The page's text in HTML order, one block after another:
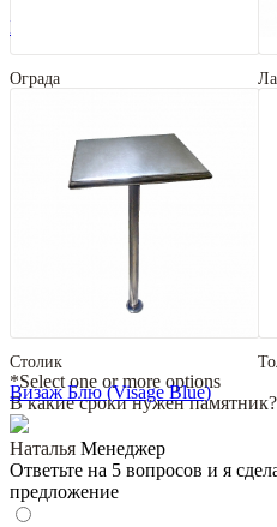
Ограда
Столик
*Select one or more options
В какие сроки нужен памятник?
Наталья Менеджер
Ответьте на 5 вопросов и я
предложение
Балтик Грин (Baltic Green)
Визаж Блю (Visage Blue)